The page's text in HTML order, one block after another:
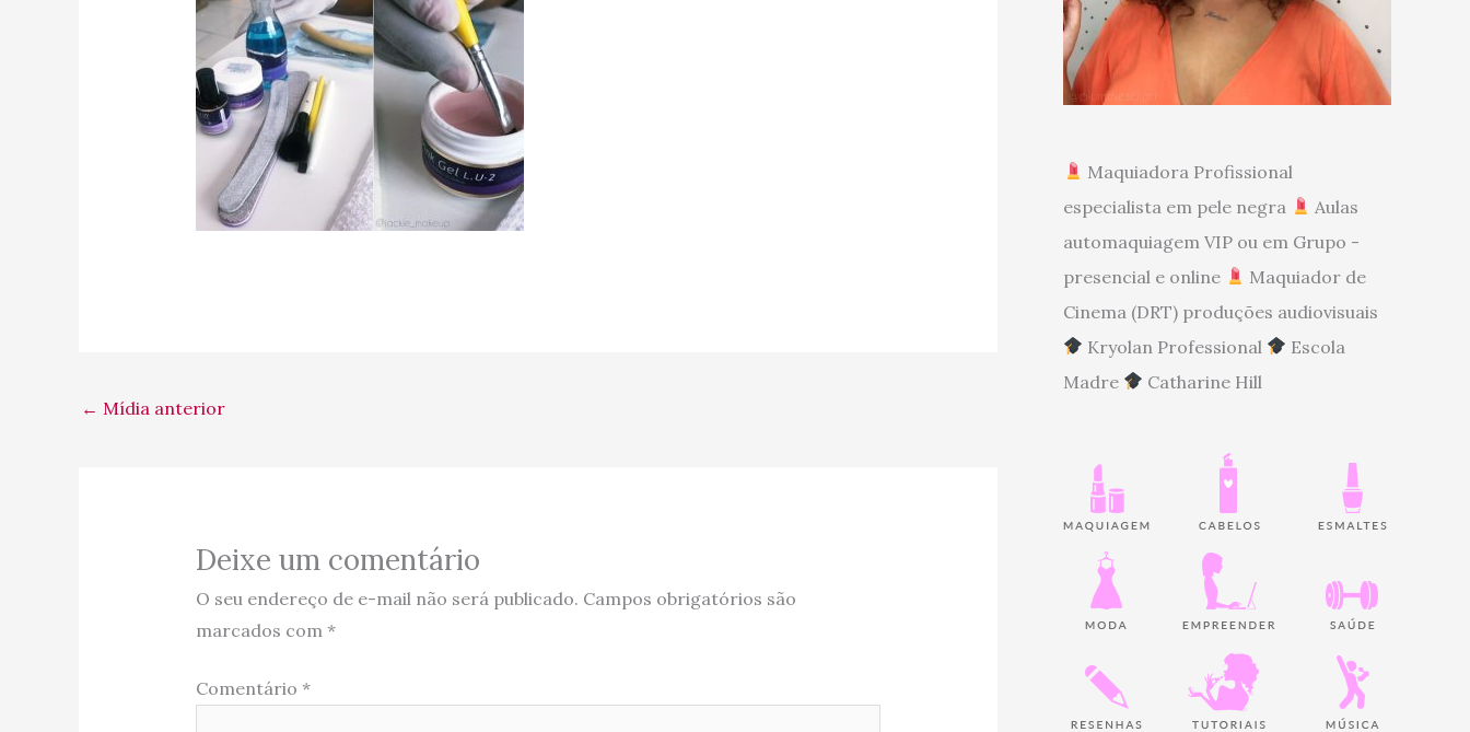
← Mídia anterior
Deixe um comentário
O seu endereço de e-mail não será publicado. Campos obrigatórios são
marcados com *
Comentário *
Maquiadora Profissional
especialista em pele negra
Aulas
automaquiagem VIP ou em Grupo -
presencial e online
Maquiador de
Cinema (DRT) produções audiovisuais
Kryolan Professional
Escola
Madre
Catharine Hill